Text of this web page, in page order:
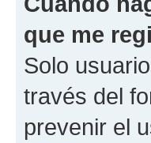
que me
Solo
través del
prevenir el